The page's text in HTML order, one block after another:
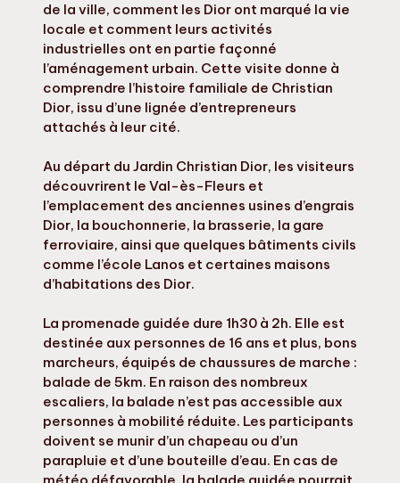
de la ville, comment les Dior ont marqué la vie
locale et comment leurs activités
industrielles ont en partie façonné
l’aménagement urbain. Cette visite donne à
comprendre l’histoire familiale de Christian
Dior, issu d’une lignée d’entrepreneurs
attachés à leur cité.
Au départ du Jardin Christian Dior, les visiteurs
découvrirent le Val-ès-Fleurs et
l’emplacement des anciennes usines d’engrais
Dior, la bouchonnerie, la brasserie, la gare
ferroviaire, ainsi que quelques bâtiments civils
comme l’école Lanos et certaines maisons
d’habitations des Dior.
La promenade guidée dure 1h30 à 2h. Elle est
destinée aux personnes de 16 ans et plus, bons
marcheurs, équipés de chaussures de marche :
balade de 5km. En raison des nombreux
escaliers, la balade n’est pas accessible aux
personnes à mobilité réduite. Les participants
doivent se munir d’un chapeau ou d’un
parapluie et d’une bouteille d’eau. En cas de